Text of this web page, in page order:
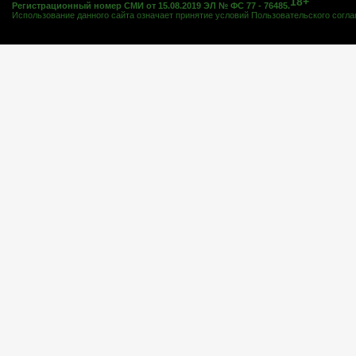
Регистрационный номер СМИ от 15.08.2019 ЭЛ № ФС 77 - 76485.
Использование данного сайта означает принятие условий Пользовательского